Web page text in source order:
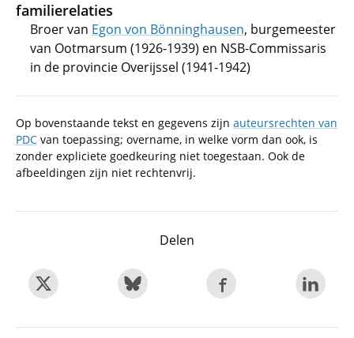
familierelaties
Broer van Egon von Bönninghausen, burgemeester
van Ootmarsum (1926-1939) en NSB-Commissaris
in de provincie Overijssel (1941-1942)
Op bovenstaande tekst en gegevens zijn auteursrechten van
PDC van toepassing; overname, in welke vorm dan ook, is
zonder expliciete goedkeuring niet toegestaan. Ook de
afbeeldingen zijn niet rechtenvrij.
Delen